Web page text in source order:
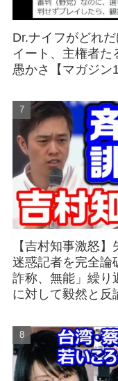
Dr.ナイフがどれ
イート、主権者た
愚かさ【マガジン
【吉村知事激怒
迷惑記者を完全論
詐称、無能」繰り
に対して毅然と反